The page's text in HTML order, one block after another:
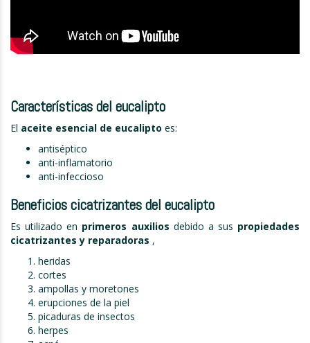
Características del eucalipto
El aceite esencial de eucalipto es:
antiséptico
anti-inflamatorio
anti-infeccioso
Beneficios cicatrizantes del eucalipto
Es utilizado en primeros auxilios debido a sus propiedades
cicatrizantes y reparadoras ,
heridas
cortes
ampollas y moretones
erupciones de la piel
picaduras de insectos
herpes